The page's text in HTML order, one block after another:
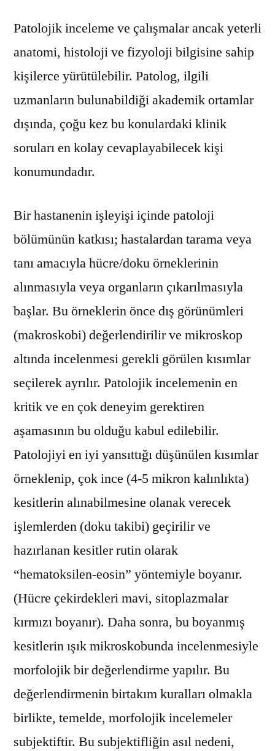
Patolojik inceleme ve çalışmalar ancak yeterli
anatomi, histoloji ve fizyoloji bilgisine sahip
kişilerce yürütülebilir. Patolog, ilgili
uzmanların bulunabildiği akademik ortamlar
dışında, çoğu kez bu konulardaki klinik
soruları en kolay cevaplayabilecek kişi
konumundadır.
Bir hastanenin işleyişi içinde patoloji
bölümünün katkısı; hastalardan tarama veya
tanı amacıyla hücre/doku örneklerinin
alınmasıyla veya organların çıkarılmasıyla
başlar. Bu örneklerin önce dış görünümleri
(makroskobi) değerlendirilir ve mikroskop
altında incelenmesi gerekli görülen kısımlar
seçilerek ayrılır. Patolojik incelemenin en
kritik ve en çok deneyim gerektiren
aşamasının bu olduğu kabul edilebilir.
Patolojiyi en iyi yansıttığı düşünülen kısımlar
örneklenip, çok ince (4-5 mikron kalınlıkta)
kesitlerin alınabilmesine olanak verecek
işlemlerden (doku takibi) geçirilir ve
hazırlanan kesitler rutin olarak
“hematoksilen-eosin” yöntemiyle boyanır.
(Hücre çekirdekleri mavi, sitoplazmalar
kırmızı boyanır). Daha sonra, bu boyanmış
kesitlerin ışık mikroskobunda incelenmesiyle
morfolojik bir değerlendirme yapılır. Bu
değerlendirmenin birtakım kuralları olmakla
birlikte, temelde, morfolojik incelemeler
subjektiftir. Bu subjektifliğin asıl nedeni,